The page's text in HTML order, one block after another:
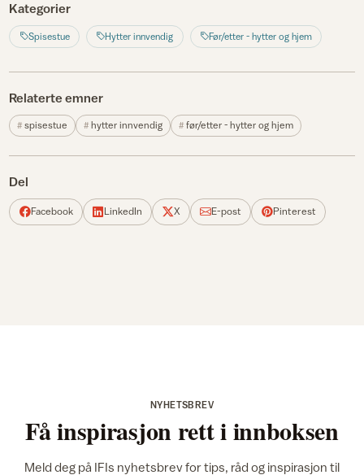
Kategorier
Spisestue Hytter innvendig Før/etter - hytter og hjem
Relaterte emner
spisestue hytter innvendig før/etter - hytter og hjem
Del
Facebook LinkedIn X E-post Pinterest
NYHETSBREV
Få inspirasjon rett i innboksen
Meld deg på IFIs nyhetsbrev for tips, råd og inspirasjon til